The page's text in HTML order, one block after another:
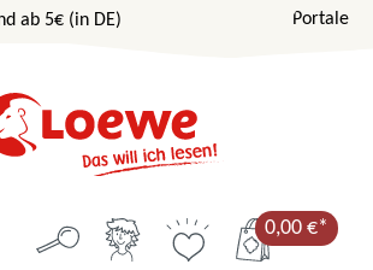
ab 5€ (in DE) Portale
0,00 €*